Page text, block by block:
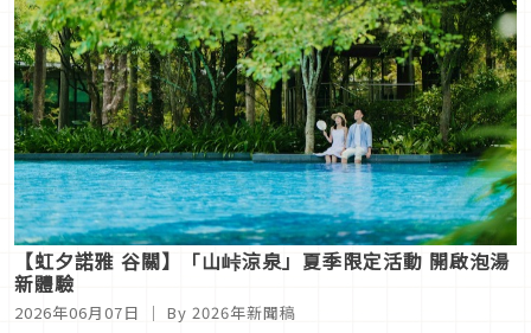
【虹夕諾雅 谷關】「山峠涼泉」夏季限定活動 開啟泡湯
新體驗
2026年06月07日 ｜ By 2026年新聞稿